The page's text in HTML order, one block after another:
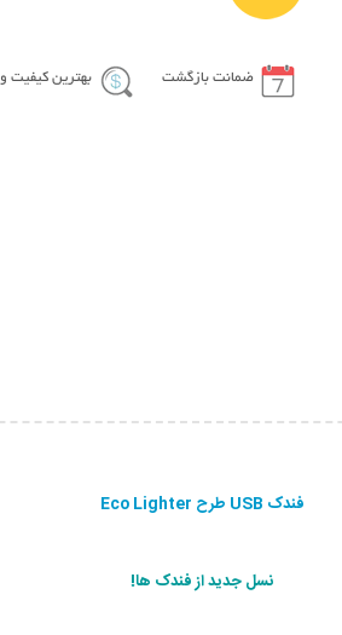
ضمانت بازگشت بهترین کیفیت
فندک USB طرح Eco Lighter
نسل جديد از فندک ها!